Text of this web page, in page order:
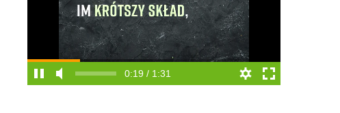
0:19 / 1:31